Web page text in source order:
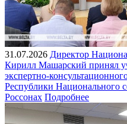
31.07.2026 Директор
Кирилл Машарский принял
экспертно-
Республики Национального
Россонах Подробнее